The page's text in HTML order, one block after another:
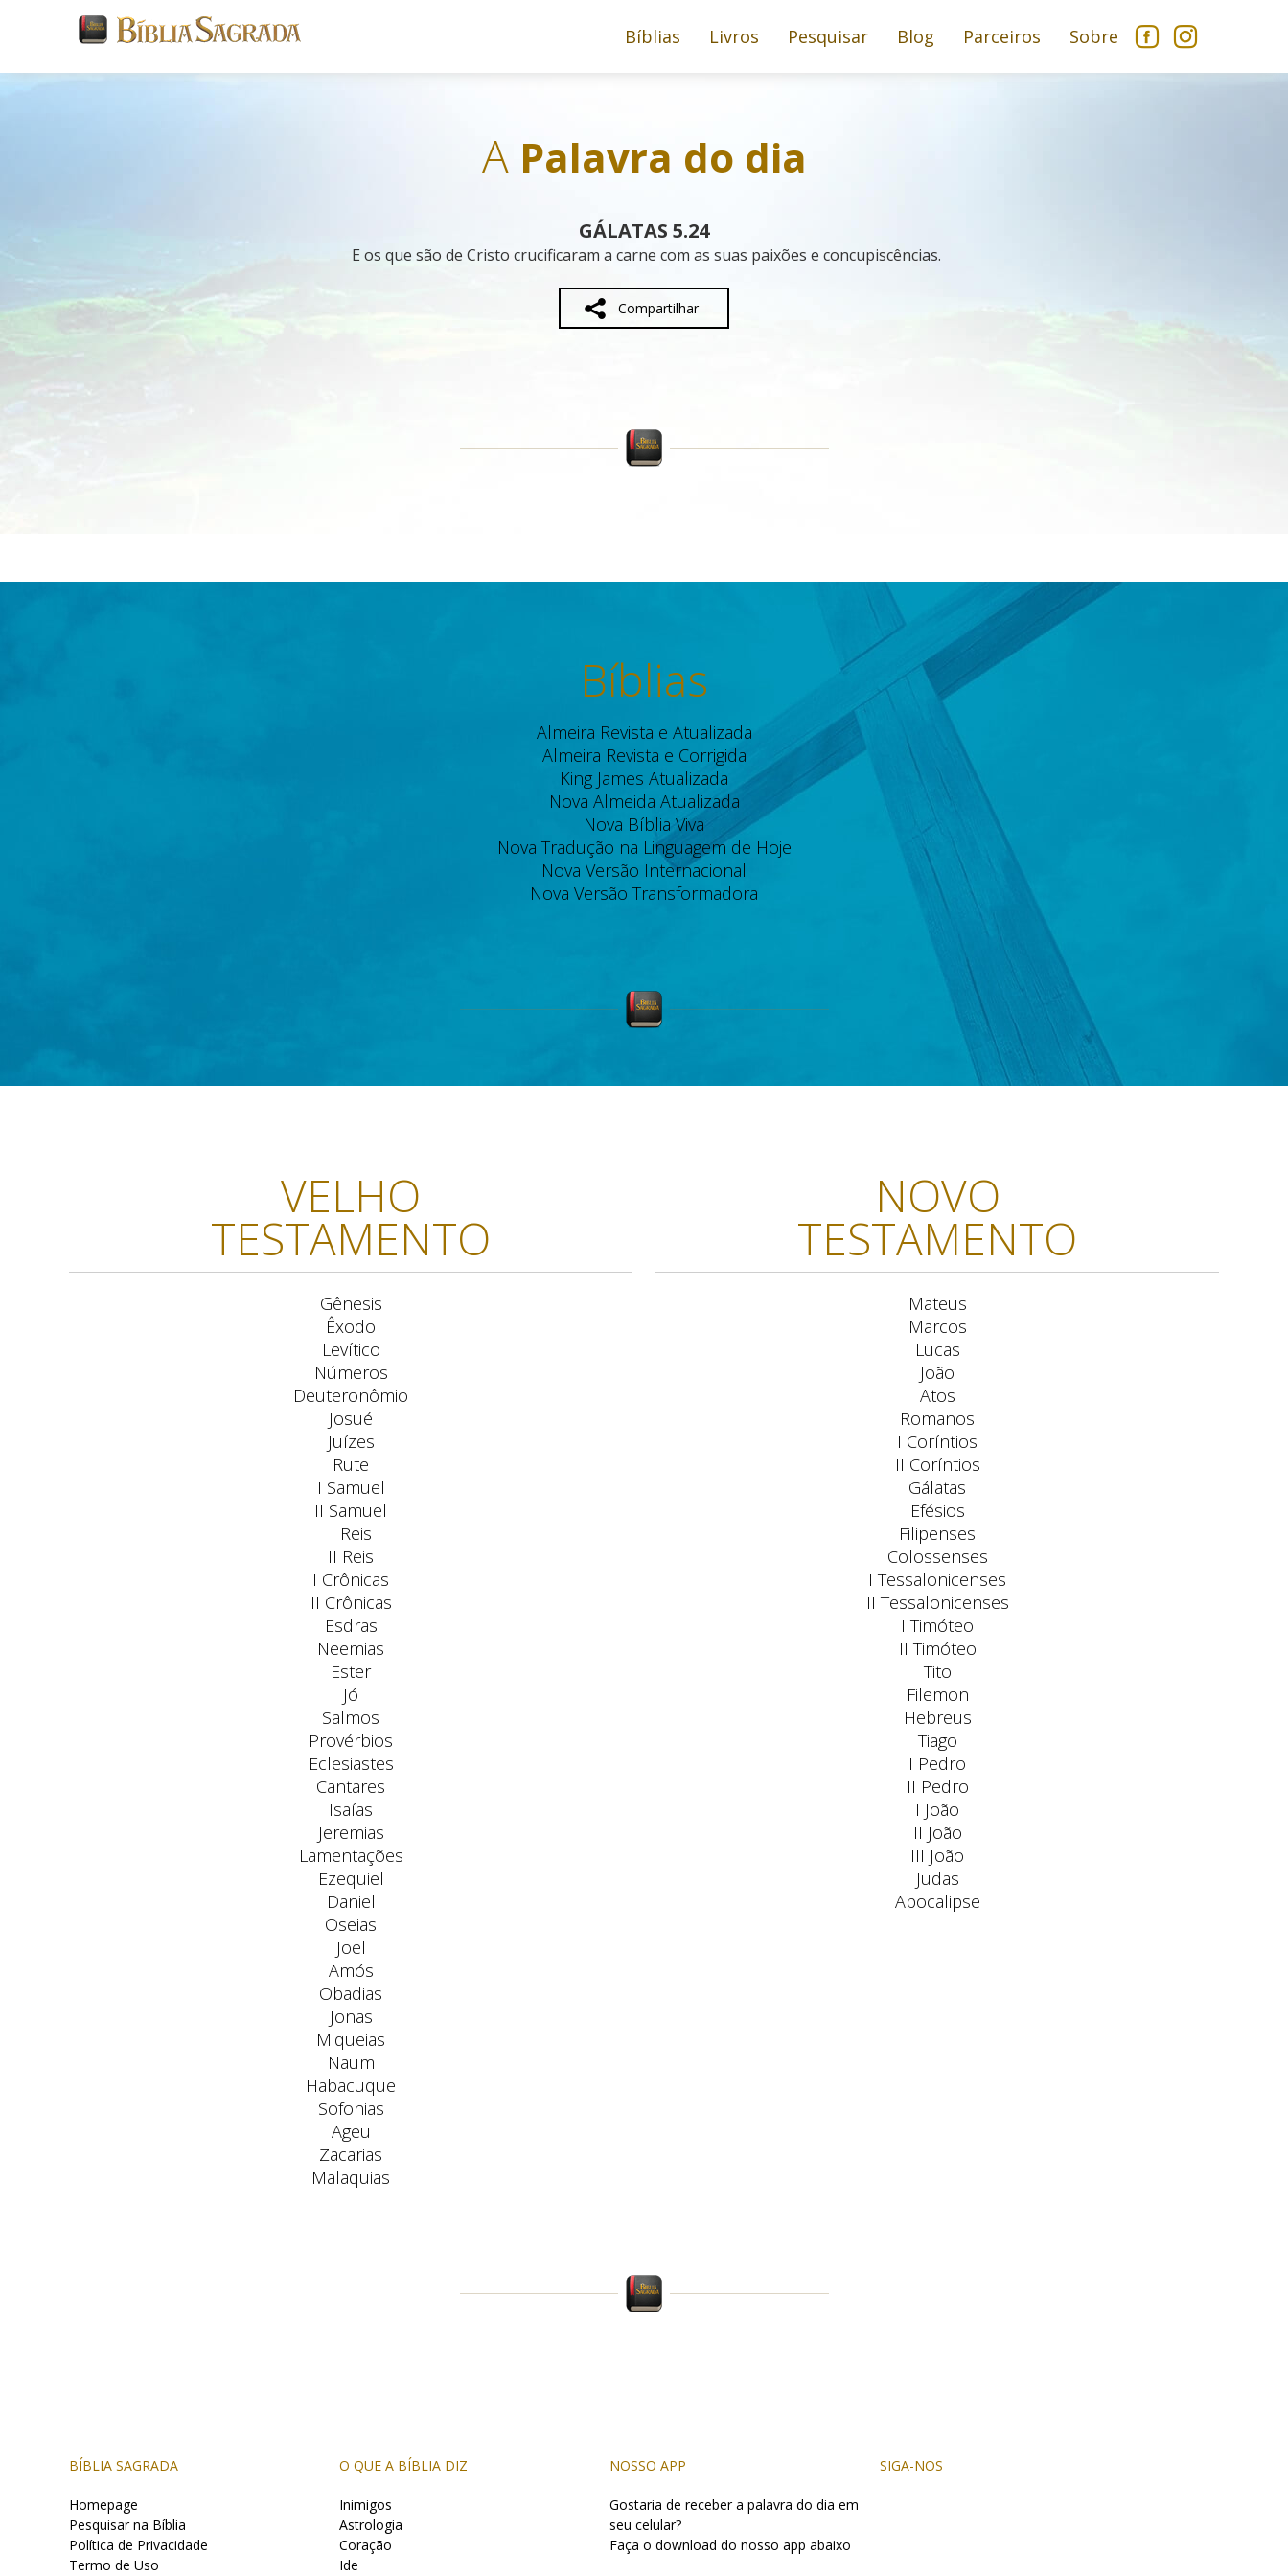
Bíblias Livros Pesquisar Blog Parceiros Sobre
APalavra do dia
GÁLATAS 5.24
E os que são de Cristo crucificaram a carne com as suas paixões e concupiscências.
Compartilhar
Bíblias
Almeira Revista e Atualizada
Almeira Revista e Corrigida
King James Atualizada
Nova Almeida Atualizada
Nova Bíblia Viva
Nova Tradução na Linguagem de Hoje
Nova Versão Internacional
Nova Versão Transformadora
VELHO
TESTAMENTO
Gênesis
Êxodo
Levítico
Números
Deuteronômio
Josué
Juízes
Rute
I Samuel
II Samuel
I Reis
II Reis
I Crônicas
II Crônicas
Esdras
Neemias
Ester
Jó
Salmos
Provérbios
Eclesiastes
Cantares
Isaías
Jeremias
Lamentações
Ezequiel
Daniel
Oseias
Joel
Amós
Obadias
Jonas
Miqueias
Naum
Habacuque
Sofonias
Ageu
Zacarias
Malaquias
NOVO
TESTAMENTO
Mateus
Marcos
Lucas
João
Atos
Romanos
I Coríntios
II Coríntios
Gálatas
Efésios
Filipenses
Colossenses
I Tessalonicenses
II Tessalonicenses
I Timóteo
II Timóteo
Tito
Filemon
Hebreus
Tiago
I Pedro
II Pedro
I João
II João
III João
Judas
Apocalipse
BÍBLIA SAGRADA
Homepage
Pesquisar na Bíblia
Política de Privacidade
Termo de Uso
O QUE A BÍBLIA DIZ
Inimigos
Astrologia
Coração
Ide
NOSSO APP
Gostaria de receber a palavra do dia em
seu celular?
Faça o download do nosso app abaixo
SIGA-NOS